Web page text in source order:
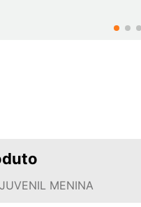
MENINA